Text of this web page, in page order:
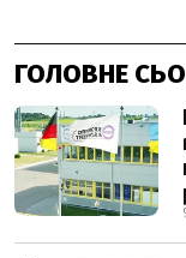
ГОЛОВНЕ